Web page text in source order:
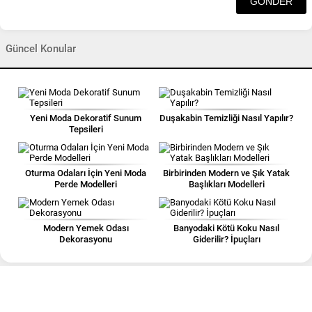
Güncel Konular
Yeni Moda Dekoratif Sunum
Tepsileri
Duşakabin Temizliği Nasıl Yapılır?
Oturma Odaları İçin Yeni Moda
Perde Modelleri
Birbirinden Modern ve Şık Yatak
Başlıkları Modelleri
Modern Yemek Odası
Dekorasyonu
Banyodaki Kötü Koku Nasıl
Giderilir? İpuçları